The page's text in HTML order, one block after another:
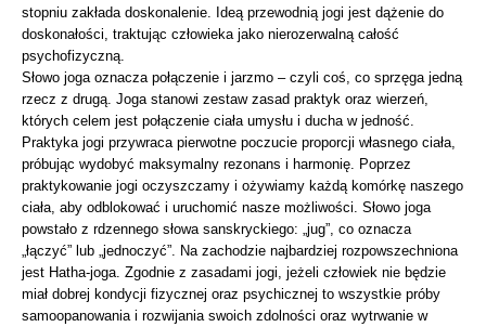
stopniu zakłada doskonalenie. Ideą przewodnią jogi jest dążenie do
doskonałości, traktując człowieka jako nierozerwalną całość
psychofizyczną.
Słowo joga oznacza połączenie i jarzmo – czyli coś, co sprzęga jedną
rzecz z drugą. Joga stanowi zestaw zasad praktyk oraz wierzeń,
których celem jest połączenie ciała umysłu i ducha w jedność.
Praktyka jogi przywraca pierwotne poczucie proporcji własnego ciała,
próbując wydobyć maksymalny rezonans i harmonię. Poprzez
praktykowanie jogi oczyszczamy i ożywiamy każdą komórkę naszego
ciała, aby odblokować i uruchomić nasze możliwości. Słowo joga
powstało z rdzennego słowa sanskryckiego: „jug”, co oznacza
„łączyć” lub „jednoczyć”. Na zachodzie najbardziej rozpowszechniona
jest Hatha-joga. Zgodnie z zasadami jogi, jeżeli człowiek nie będzie
miał dobrej kondycji fizycznej oraz psychicznej to wszystkie próby
samoopanowania i rozwijania swoich zdolności oraz wytrwanie w